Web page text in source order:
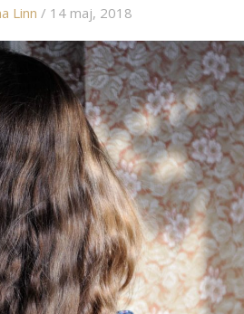
Linn / 14 maj, 2018